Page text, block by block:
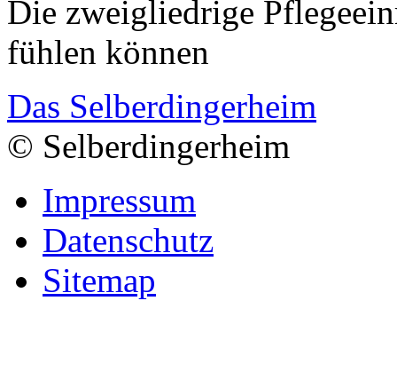
Die zweigliedrige
fühlen können
Das Selberdingerheim
© Selberdingerheim
Impressum
Datenschutz
Sitemap